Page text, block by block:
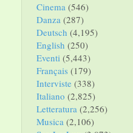
Cinema (546)
Danza (287)
Deutsch (4,195)
English (250)
Eventi (5,443)
Français (179)
Interviste (338)
Italiano (2,825)
Letteratura (2,256)
Musica (2,106)